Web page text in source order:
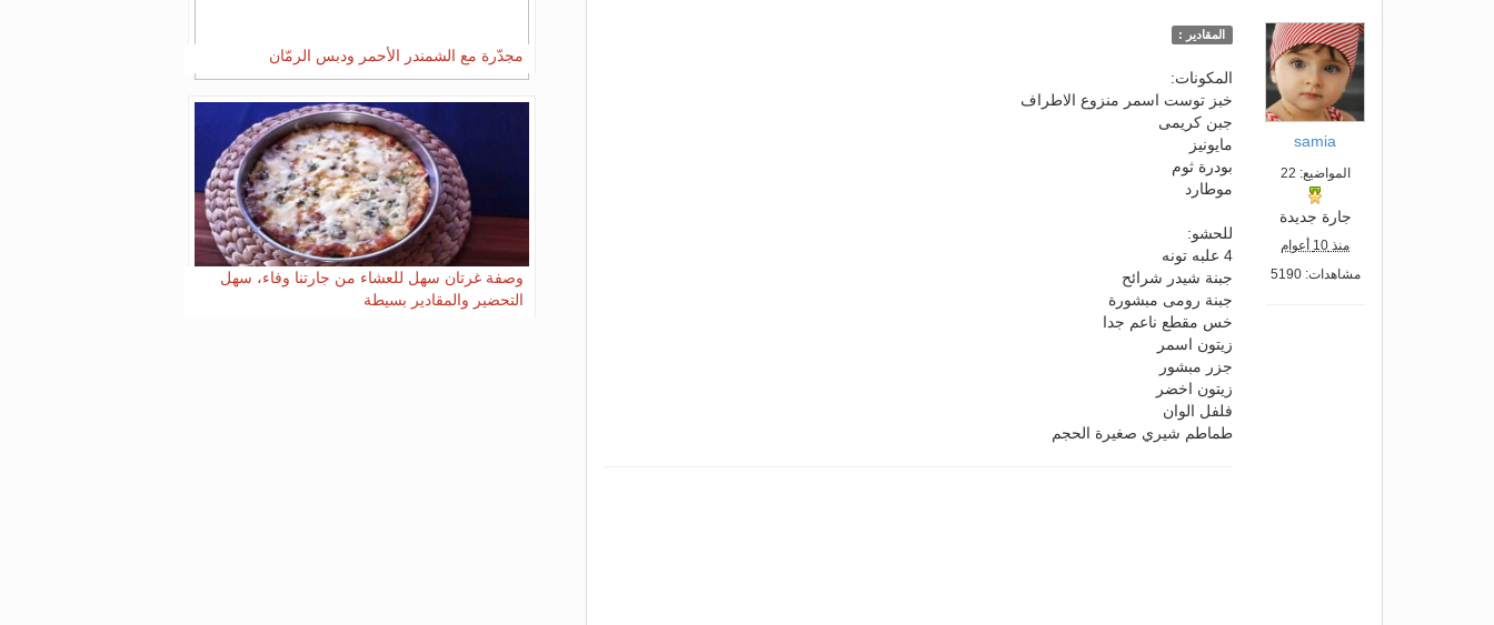
samia
المواضيع: 22
جارة جديدة
منذ 10 أعوام
مشاهدات: 5190
المقادير :
المكونات:
خبز توست اسمر منزوع الاطراف
جبن كريمى
مايونيز
بودرة ثوم
موطارد
للحشو:
4 علبه تونه
جبنة شيدر شرائح
جبنة رومى مبشورة
خس مقطع ناعم جدا
زيتون اسمر
جزر مبشور
زيتون اخضر
فلفل الوان
طماطم شيري صغيرة الحجم
مجدّرة مع الشمندر الأحمر ودبس الرمّان
وصفة غرتان سهل للعشاء من جارتنا وفاء، سهل
التحضير والمقادير بسيطة